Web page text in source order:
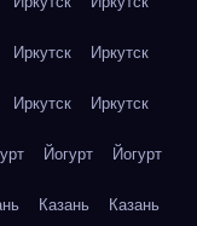
Иркутск Иркутск
Иркутск Иркутск
Йогурт Йогурт
Казань Казань